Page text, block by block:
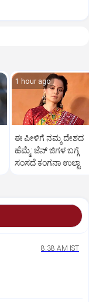
1 hour ago
ಈ ಪೀಳಿಗೆ ನಮ್ಮ ದೇಶದ
ಹೆಮ್ಮೆ: ಜೆನ್‌ ಜಿಗಳ ಬಗ್ಗೆ
ಸಂಸದೆ ಕಂಗನಾ ಉಲ್ಟಾ
8:38 AM IST